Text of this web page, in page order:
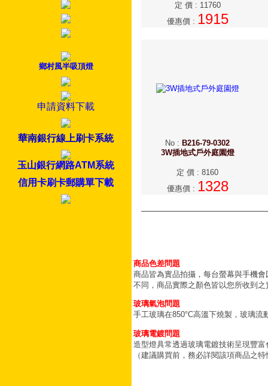
鄉村風半吸頂燈
申請資料下載
華南銀行線上刷卡系統
玉山銀行網路ATM系統
信用卡刷卡郵購單下載
定 價: 11760
優惠價: 1915
No : B216-79-0302
3W插地式戶外庭園燈
定 價 : 8160
優惠價: 1328
商品色差問題
商品皆為實品拍攝，每台螢幕與手機
不同，商品實際之顏色皆以您所收到之
玻璃氣泡問題
手工玻璃在850°C高溫下燒製，玻璃
玻璃電鍍問題
造型燈具常透過玻璃電鍍技術呈現豐
（建議購買前，務必詳閱該項商品之